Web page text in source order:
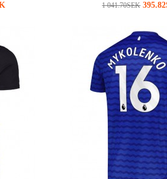
1 041.70SEK